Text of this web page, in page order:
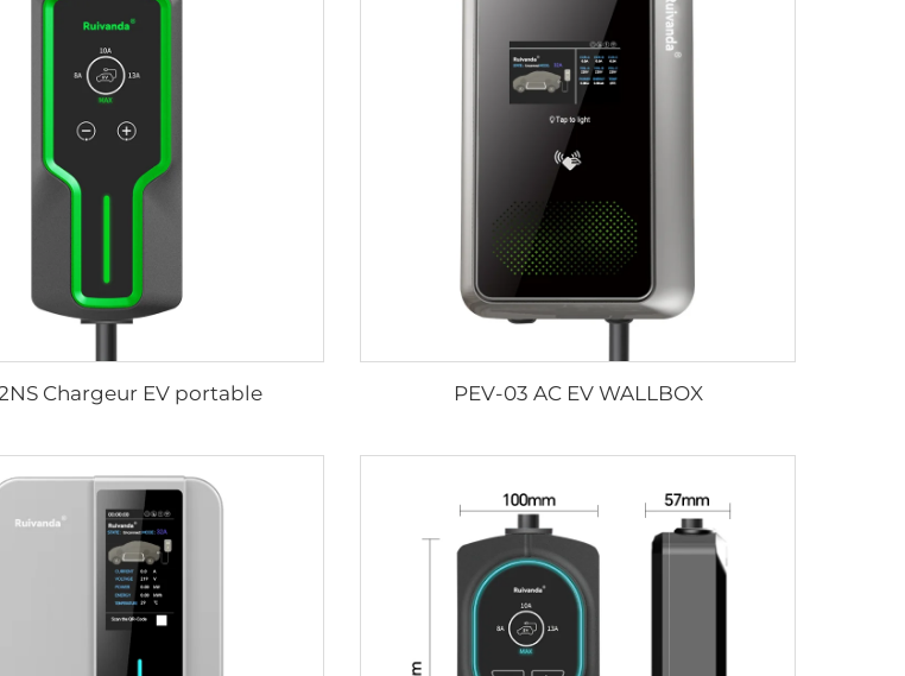
Chargeur EV portable PEV-03 AC EV WALLBOX